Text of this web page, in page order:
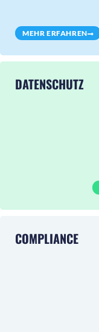
MEHR ERFAHREN
DATENSCHUTZ
COMPLIANCE